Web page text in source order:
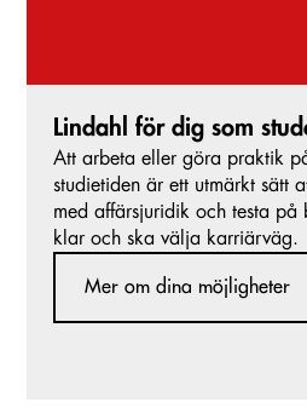
Lindahl för dig som
Att arbeta eller göra praktik
studietiden är ett utmärkt sätt
med affärsjuridik och testa på
klar och ska välja karriärväg.
Mer om dina möjligheter